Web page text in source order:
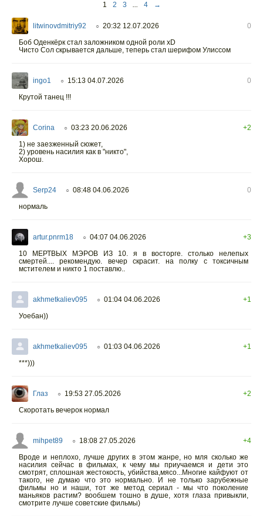
1 2 3 ... 4 →
litwinovdmitriy92 ○ 20:32 12.07.2026
0
Боб Оденкёрк стал заложником одной роли хD
Чисто Сол скрывается дальше, теперь стал шерифом Улиссом
ingo1 ○ 15:13 04.07.2026
0
Крутой танец !!!
Corina ○ 03:23 20.06.2026
+2
1) не заезженный сюжет,
2) уровень насилия как в "никто",
Хорош.
Serp24 ○ 08:48 04.06.2026
0
нормаль
artur.pnrm18 ○ 04:07 04.06.2026
+3
10 МЕРТВЫХ МЭРОВ ИЗ 10. я в восторге. столько нелепых
смертей.... рекомендую. вечер скрасит. на полку с токсичным
мстителем и никто 1 поставлю..
akhmetkaliev095 ○ 01:04 04.06.2026
+1
Уоебан))
akhmetkaliev095 ○ 01:03 04.06.2026
+1
***)))
Глаз ○ 19:53 27.05.2026
+2
Скоротать вечерок нормал
mihpet89 ○ 18:08 27.05.2026
+4
Вроде и неплохо, лучше других в этом жанре, но мля сколько же
насилия сейчас в фильмах, к чему мы приучаемся и дети это
смотрят, сплошная жестокость, убийства,мясо...Многие кайфуют от
такого, не думаю что это нормально. И не только зарубежные
фильмы но и наши, тот же метод сериал - мы что поколение
маньяков растим? вообшем тошно в душе, хотя глаза привыкли,
смотрите лучше советские фильмы)